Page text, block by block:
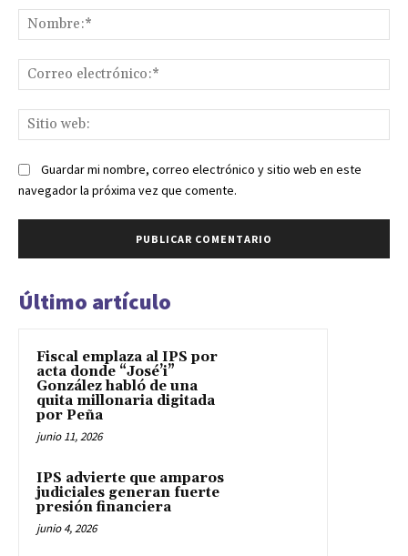
Guardar mi nombre, correo electrónico y sitio web en este
navegador la próxima vez que comente.
Último artículo
Fiscal emplaza al IPS por
acta donde “José’i”
González habló de una
quita millonaria digitada
por Peña
junio 11, 2026
IPS advierte que amparos
judiciales generan fuerte
presión financiera
junio 4, 2026